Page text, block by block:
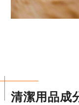
清潔用品成